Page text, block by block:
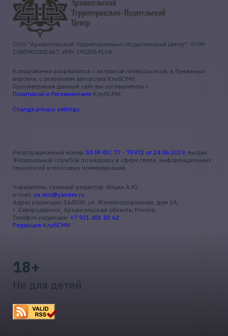
ООО "Архангельский Территориально-Издательский Центр", ОГРН
1082902001467, ИНН 2902059158.
Копирование разрешается с активной гиперссылкой, в бумажных
версиях: с указанием авторства КлубСМИ.
Просматривая данный сайт вы соглашаетесь с
Политикой и Регламентами КлубСМИ.
Change privacy settings
Регистрационный номер ЭЛ № ФС 77 - 75972 от 24.06.2019, выдан
Федеральной службой по надзору в сфере связи, информационных
технологий и массовых коммуникаций.
Учредитель, главный редактор: Ильин А.Ю.
e-mail: ya.atic@yandex.ru
Адрес редакции: 164500, ул. Железнодорожная, дом 1А,
г. Северодвинск, Архангельская область, Россия
Телефон редакции: +7 921 481 82 62
Редакция КлубСМИ
18+
Не для детей